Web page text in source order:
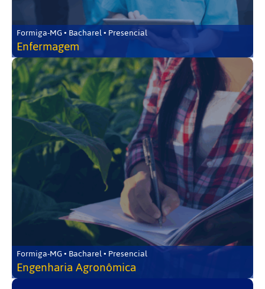
Formiga-MG • Bacharel • Presencial
Enfermagem
Formiga-MG • Bacharel • Presencial
Engenharia Agronômica